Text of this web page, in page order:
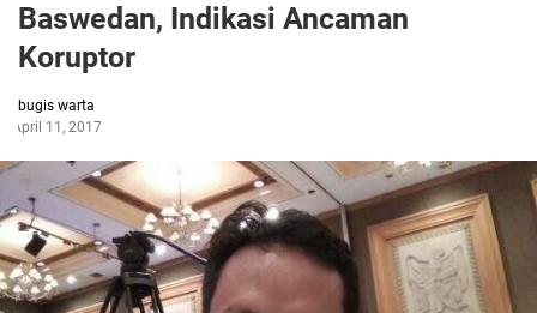
Baswedan, Indikasi Ancaman
Koruptor
bugis warta
April 11, 2017